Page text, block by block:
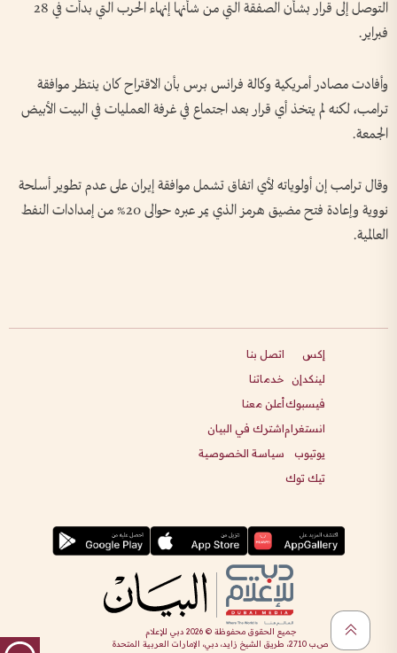
التوصل إلى قرار بشأن الصفقة التي من شأنها إنهاء الحرب التي بدأت في 28
فبراير.
وأفادت مصادر أمريكية وكالة فرانس برس بأن الاقتراح كان ينتظر موافقة
ترامب، لكنه لم يتخذ أي قرار بعد اجتماع في غرفة العمليات في البيت الأبيض
الجمعة.
وقال ترامب إن أولوياته لأي اتفاق تشمل موافقة إيران على عدم تطوير أسلحة
نووية وإعادة فتح مضيق هرمز الذي يمر عبره حوالى 20% من إمدادات النفط
العالمية.
إكس
لينكدإن
فيسبوك
انستغرام
يوتيوب
تيك توك
اتصل بنا
خدماتنا
أعلن معنا
اشترك في البيان
سياسة الخصوصية
جميع الحقوق محفوظة ©2026 دبي للإعلام
ص.ب 2710، طريق الشيخ زايد، دبي، الإمارات العربية المتحدة